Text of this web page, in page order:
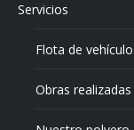
Servicios
Flota de
Obras realizadas